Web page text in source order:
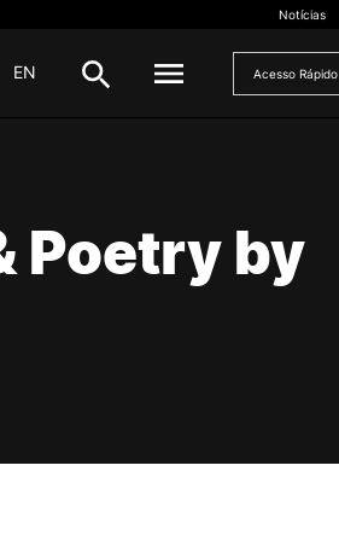
Formulários
Artes Visuais
Notícias
EN Acesso Rápido
Poetry by